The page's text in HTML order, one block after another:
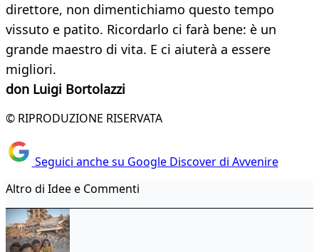
direttore, non dimentichiamo questo tempo
vissuto e patito. Ricordarlo ci farà bene: è un
grande maestro di vita. E ci aiuterà a essere
migliori.
don Luigi Bortolazzi
© RIPRODUZIONE RISERVATA
Seguici anche su Google Discover di Avvenire
Altro di Idee e Commenti